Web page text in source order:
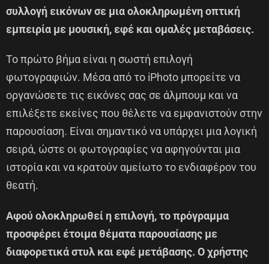
συλλογή εικόνων σε μια ολοκληρωμένη οπτική
εμπειρία με μουσική, εφέ και ομαλές μεταβάσεις.
Το πρώτο βήμα είναι η σωστή επιλογή
φωτογραφιών. Μέσα από το iPhoto μπορείτε να
οργανώσετε τις εικόνες σας σε άλμπουμ και να
επιλέξετε εκείνες που θέλετε να εμφανιστούν στην
παρουσίαση. Είναι σημαντικό να υπάρχει μια λογική
σειρά, ώστε οι φωτογραφίες να αφηγούνται μια
ιστορία και να κρατούν αμείωτο το ενδιαφέρον του
θεατή.
Αφού ολοκληρωθεί η επιλογή, το πρόγραμμα
προσφέρει έτοιμα θέματα παρουσίασης με
διαφορετικά στυλ και εφέ μετάβασης. Ο χρήστης